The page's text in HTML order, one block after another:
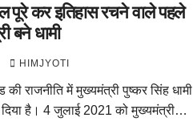
पूरे कर इतिहास रचने वाले पहले
बने धामी
HIMJYOTI
की राजनीति में मुख्यमंत्री पुष्कर सिंह धामी
दिया है। 4 जुलाई 2021 को मुख्यमंत्री…